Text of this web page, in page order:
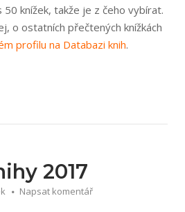
knížek, takže je z čeho vybírat.
o ostatních přečtených knížkách
profilu na Databazi knih.
2017
Napsat komentář